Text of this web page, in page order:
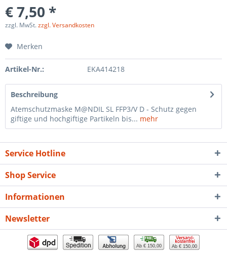
€ 7,50 *
zzgl. MwSt.zzgl. Versandkosten
Merken
Artikel-Nr.: EKA414218
Beschreibung
Atemschutzmaske M@NDIL SL FFP3/V D - Schutz gegen
giftige und hochgiftige Partikeln bis... mehr
Service Hotline
Shop Service
Informationen
Newsletter
Ab € 150,00 Ab € 150,00